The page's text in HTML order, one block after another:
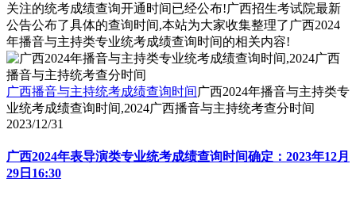
关注的统考成绩查询开通时间已经公布!广西招生考试院最新
公告公布了具体的查询时间,本站为大家收集整理了广西2024
年播音与主持类专业统考成绩查询时间的相关内容!
广西播音与主持统考成绩查询时间 广西2024年播音与主持类专
业统考成绩查询时间,2024广西播音与主持统考查分时间
2023/12/31
广西2024年表导演类专业统考成绩查询时间确定：2023年12月
29日16:30